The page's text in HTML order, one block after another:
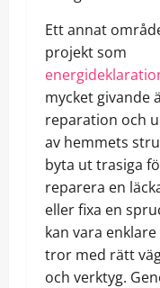
Ett annat
projekt som
mycket givande
reparation och
av hemmets
byta ut trasiga
reparera en
eller fixa en
kan vara
tror med rätt
och verktyg.